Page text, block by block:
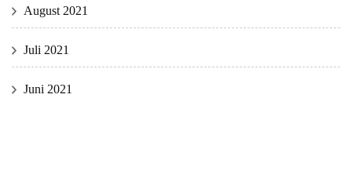
August 2021
Juli 2021
Juni 2021